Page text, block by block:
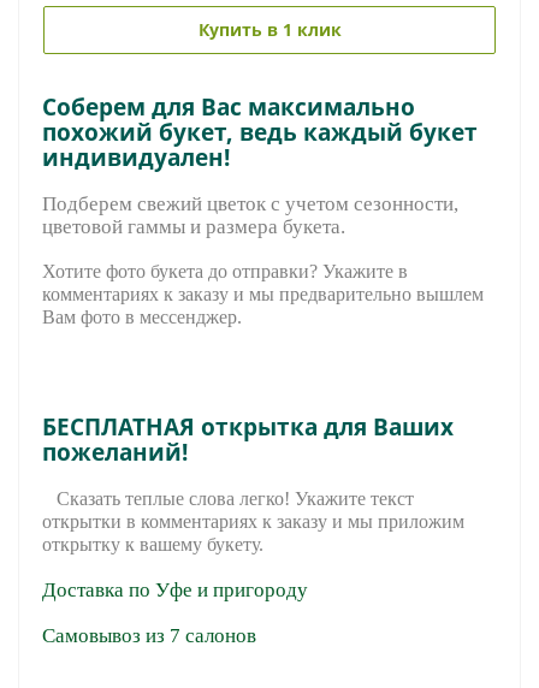
Купить в 1 клик
Соберем для Вас максимально
похожий букет, ведь каждый букет
индивидуален!
Подберем свежий цветок с учетом сезонности,
цветовой гаммы и размера букета.
Хотите фото букета до отправки? Укажите в
комментариях к заказу и мы предварительно вышлем
Вам фото в мессенджер.
БЕСПЛАТНАЯ открытка для Ваших
пожеланий!
Сказать теплые слова легко! Укажите текст
открытки в комментариях к заказу и мы приложим
открытку к вашему букету.
Доставка по Уфе и пригороду
Самовывоз из 7 салонов